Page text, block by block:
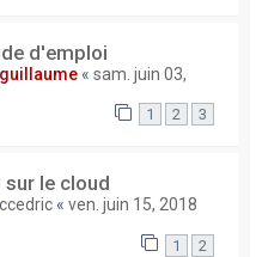
d'emploi
guillaume « sam. juin 03,
1 2 3
sur le cloud
ccedric « ven. juin 15, 2018
1 2